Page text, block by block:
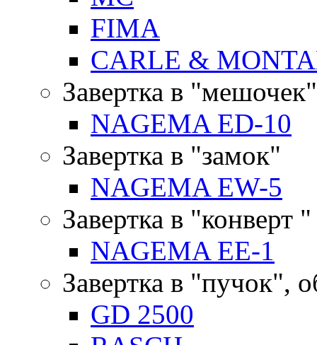
FIMA
CARLE &
Завертка в "мешочек"
NAGEMA ED-10
Завертка в "замок"
NAGEMA EW-5
Завертка в "конверт "
NAGEMA EE-1
Завертка в "пучок",
GD 2500